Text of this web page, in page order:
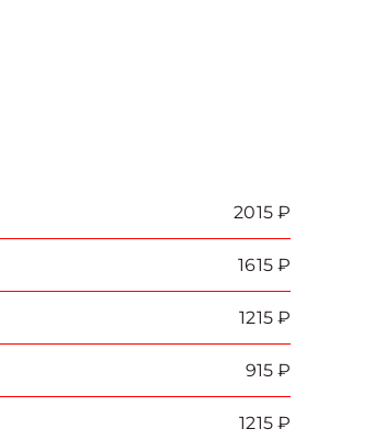
2015 ₽
1615 ₽
1215 ₽
915 ₽
1215 ₽